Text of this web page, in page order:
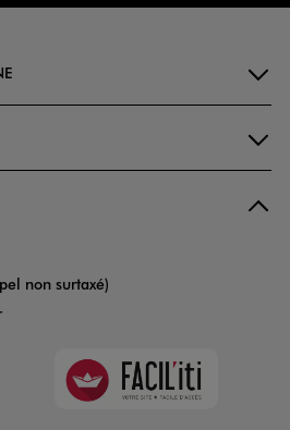
non surtaxé)
Faciliti